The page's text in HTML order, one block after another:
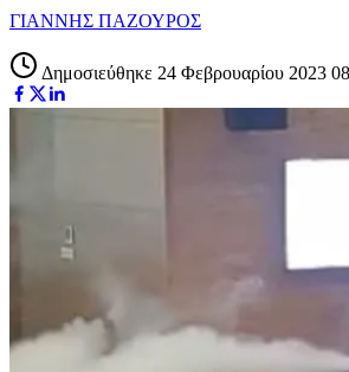
ΓΙΑΝΝΗΣ ΠΑΖΟΥΡΟΣ
Δημοσιεύθηκε 24 Φεβρουαρίου 2023